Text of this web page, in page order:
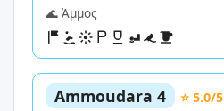
🌊 Άμμος
Ammoudara 4
⭐ 5.0/5